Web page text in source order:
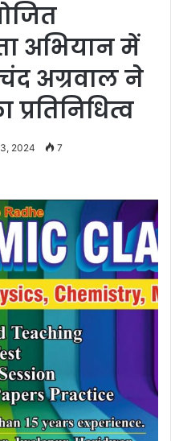
अभियान में
अग्रवाल ने
प्रतिनिधित्व
2024 7